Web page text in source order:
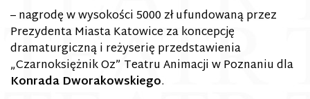
– nagrodę w wysokości 5000 zł ufundowaną przez
Prezydenta Miasta Katowice za koncepcję
dramaturgiczną i reżyserię przedstawienia
„Czarnoksiężnik Oz” Teatru Animacji w Poznaniu dla
Konrada Dworakowskiego.